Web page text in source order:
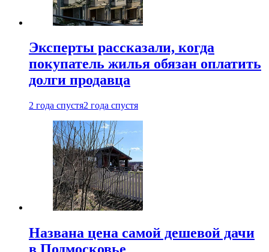
Эксперты рассказали, когда
покупатель жилья обязан оплатить
долги продавца
2 года спустя2 года спустя
Названа цена самой дешевой дачи